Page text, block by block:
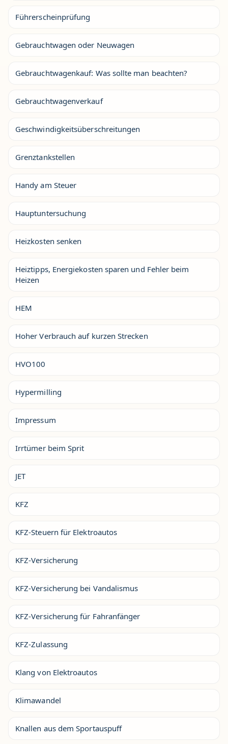
Führerscheinprüfung
Gebrauchtwagen oder Neuwagen
Gebrauchtwagenkauf: Was sollte man beachten?
Gebrauchtwagenverkauf
Geschwindigkeitsüberschreitungen
Grenztankstellen
Handy am Steuer
Hauptuntersuchung
Heizkosten senken
Heiztipps, Energiekosten sparen und Fehler beim
Heizen
HEM
Hoher Verbrauch auf kurzen Strecken
HVO100
Hypermilling
Impressum
Irrtümer beim Sprit
JET
KFZ
KFZ-Steuern für Elektroautos
KFZ-Versicherung
KFZ-Versicherung bei Vandalismus
KFZ-Versicherung für Fahranfänger
KFZ-Zulassung
Klang von Elektroautos
Klimawandel
Knallen aus dem Sportauspuff